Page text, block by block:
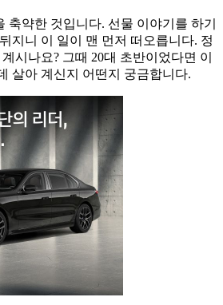
축약한 것입니다. 선물 이야기를 하기
지니 이 일이 맨 먼저 떠오릅니다. 정
시나요? 그때 20대 초반이었다면 이
살아 계신지 어떤지 궁금합니다.